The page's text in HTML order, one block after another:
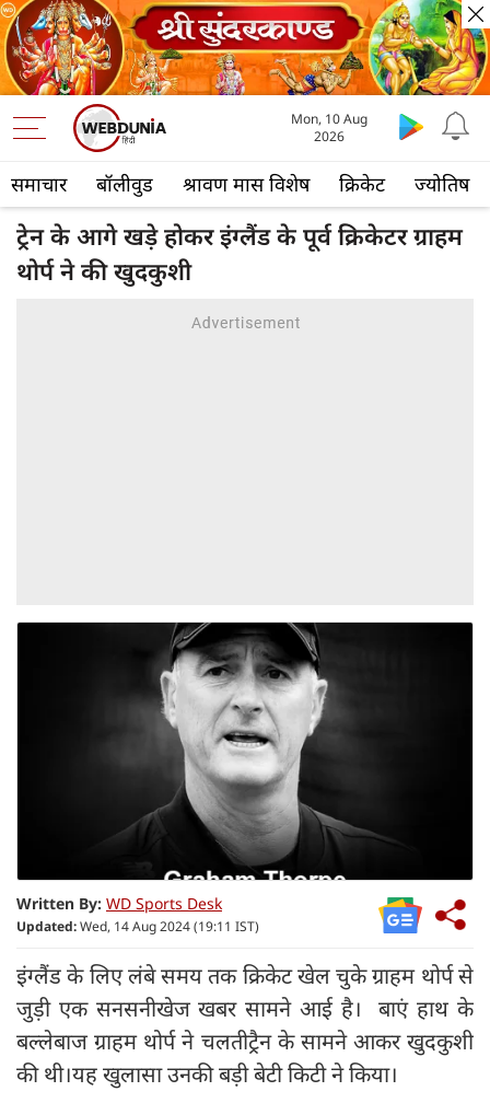
समाचार बॉलीवुड श्रावण मास विशेष क्रिकेट ज्योतिष
Mon, 10 Aug
2026
ट्रेन के आगे खड़े होकर इंग्लैंड के पूर्व क्रिकेटर ग्राहम
थोर्प ने की खुदकुशी
Written By: WD Sports Desk
Updated:Wed, 14 Aug 2024 (19:11 IST)
इंग्लैंड के लिए लंबे समय तक क्रिकेट खेल चुके ग्राहम थोर्प से
जुड़ी एक सनसनीखेज खबर सामने आई है। बाएं हाथ के
बल्लेबाज ग्राहम थोर्प ने चलतीट्रैन के सामने आकर खुदकुशी
की थी।यह खुलासा उनकी बड़ी बेटी किटी ने किया।